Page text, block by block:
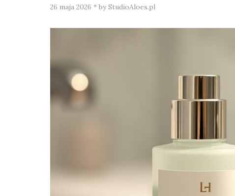
26 maja 2026 * by StudioAloes.pl